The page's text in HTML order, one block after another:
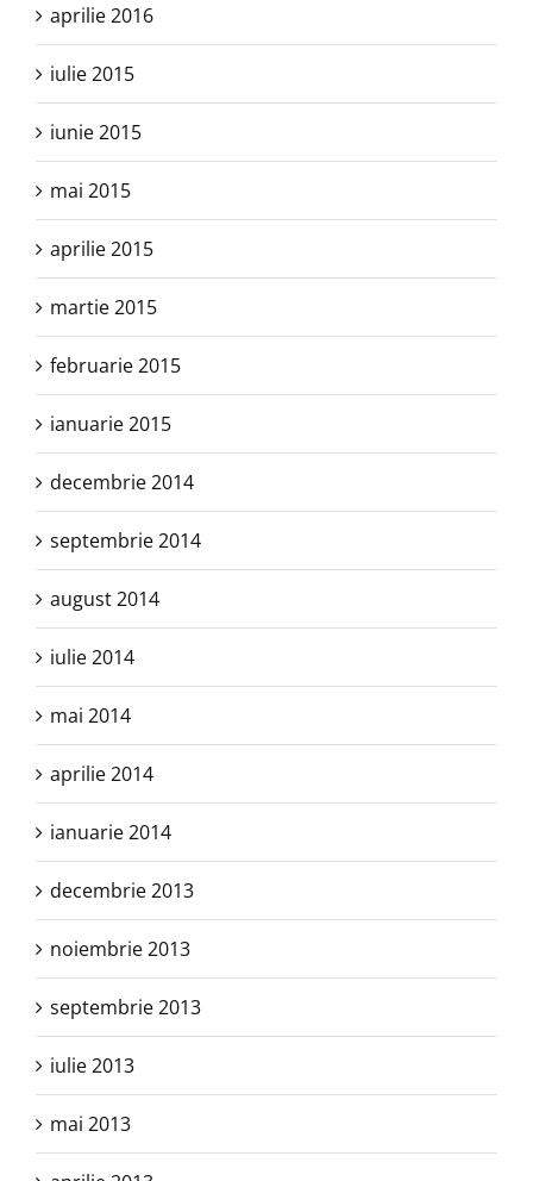
aprilie 2016
iulie 2015
iunie 2015
mai 2015
aprilie 2015
martie 2015
februarie 2015
ianuarie 2015
decembrie 2014
septembrie 2014
august 2014
iulie 2014
mai 2014
aprilie 2014
ianuarie 2014
decembrie 2013
noiembrie 2013
septembrie 2013
iulie 2013
mai 2013